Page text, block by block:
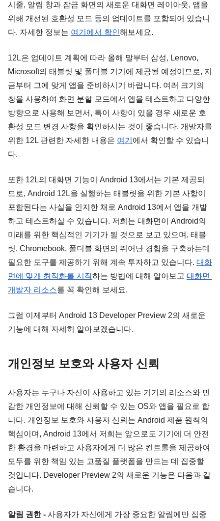
시줄, 알림 창과 잠금 화면의 새로운 대화면 레이아웃, 앱을
위해 개선된 호환성 모드 등의 업데이트를 포함되어 있습니
다. 자세한 정보는 여기에서 확인해보세요.
12L은 업데이트 계획에 따라 올해 말부터 삼성, Lenovo,
Microsoft의 태블릿 및 폴더블 기기에 제공될 예정이므로, 지
금부터 그에 맞게 앱을 준비하시기 바랍니다. 여러 크기의
창을 사용하여 화면 분할 모드에서 앱을 테스트하고 다양한
방향으로 사용해 보면서, 특이 사항이 있을 경우 새로운 호
환성 모드 변경 사항을 확인하시는 것이 좋습니다. 개발자를
위한 12L 관련한 자세한 내용은 여기 에서 확인할 수 있습니
다.
또한 12L의 대화면 기능이 Android 13에서는 기본 제공되
므로, Android 12L을 실행하는 태블릿을 위한 기본 사항이
포함된다는 사실을 인지한 채로 Android 13에서 앱을 개발
하고 테스트하실 수 있습니다. 저희는 대화면이 Android의
미래를 위한 핵심적인 기기가 될 것으로 보고 있으며, 태블
릿, Chromebook, 폴더블 화면의 뛰어난 경험을 구축하는데
필요한 도구를 제공하기 위해 계속 투자하고 있습니다. 대화
면에 맞게 최적화를 시작하는 방법에 대해 알아보고 대화면
개발자 리소스를 꼭 확인해 보세요.
그럼 이제부터 Android 13 Developer Preview 2의 새로운
기능에 대해 자세히 알아보겠습니다.
개인정보 보호와 사용자 신뢰
사용자는 누구나 자신이 사용하고 있는 기기의 리소스와 민
감한 개인정보에 대해 신뢰할 수 있는 OS와 앱을 필요로 합
니다. 개인정보 보호와 사용자 신뢰는 Android 제품 원칙의
핵심이며, Android 13에서 저희는 앞으로도 기기에 더 안전
한 환경을 마련하고 사용자에게 더 많은 컨트롤을 제공하여
모두를 위한 책임 있는 고품질 플랫폼을 만드는 데 집중할
것입니다. Developer Preview 2의 새로운 기능은 다음과 같
습니다.
알림 권한 - 사용자가 자신에게 가장 중요한 알림에만 집중